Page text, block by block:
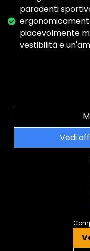
paradenti
piacevolmente
vestibilità e
Vedi